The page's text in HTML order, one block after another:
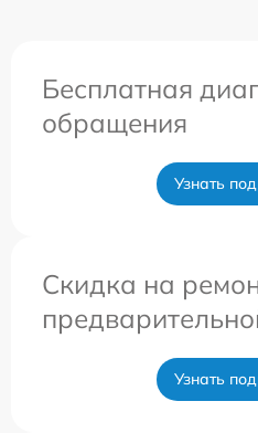
Бесплатная
обращения
Узнать
Скидка на
Узнать